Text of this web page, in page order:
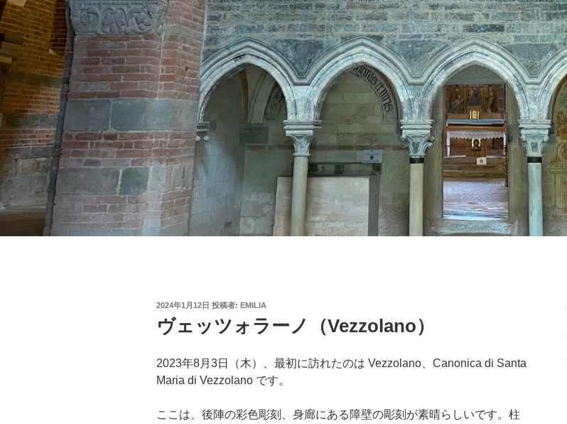
投
日:
2024年1月12日 投稿者: EMILIA
ヴェッツォラーノ（Vezzolano）
2023年8月3日（木）、最初に訪れたのは Vezzolano、Canonica di Santa
Maria di Vezzolano です。
ここは、後陣の彩色彫刻、身廊にある障壁の彫刻が素晴らしいです。柱